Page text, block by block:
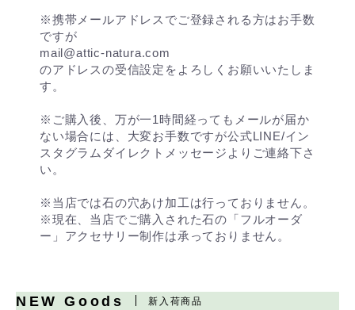
※携帯メールアドレスでご登録される方はお手数
ですが
mail@attic-natura.com
のアドレスの受信設定をよろしくお願いいたしま
す。
※ご購入後、万が一1時間経ってもメールが届か
ない場合には、大変お手数ですが公式LINE/イン
スタグラムダイレクトメッセージよりご連絡下さ
い。
※当店では石の穴あけ加工は行っておりません。
※現在、当店でご購入された石の「フルオーダ
ー」アクセサリー制作は承っておりません。
NEW Goods 新入荷商品